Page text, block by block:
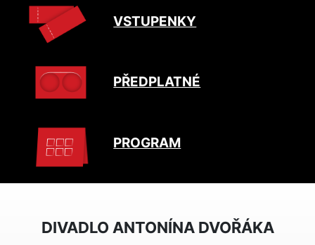
VSTUPENKY
PŘEDPLATNÉ
PROGRAM
DIVADLO ANTONÍNA DVOŘÁKA